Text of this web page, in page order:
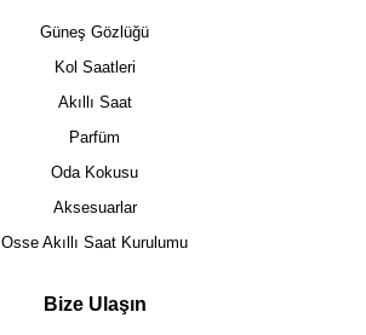
Güneş Gözlüğü
Kol Saatleri
Akıllı Saat
Parfüm
Oda Kokusu
Aksesuarlar
Osse Akıllı Saat Kurulumu
Bize Ulaşın